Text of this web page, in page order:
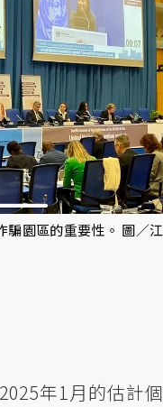
騙園區的重要性。 圖／江
年1月的估計個